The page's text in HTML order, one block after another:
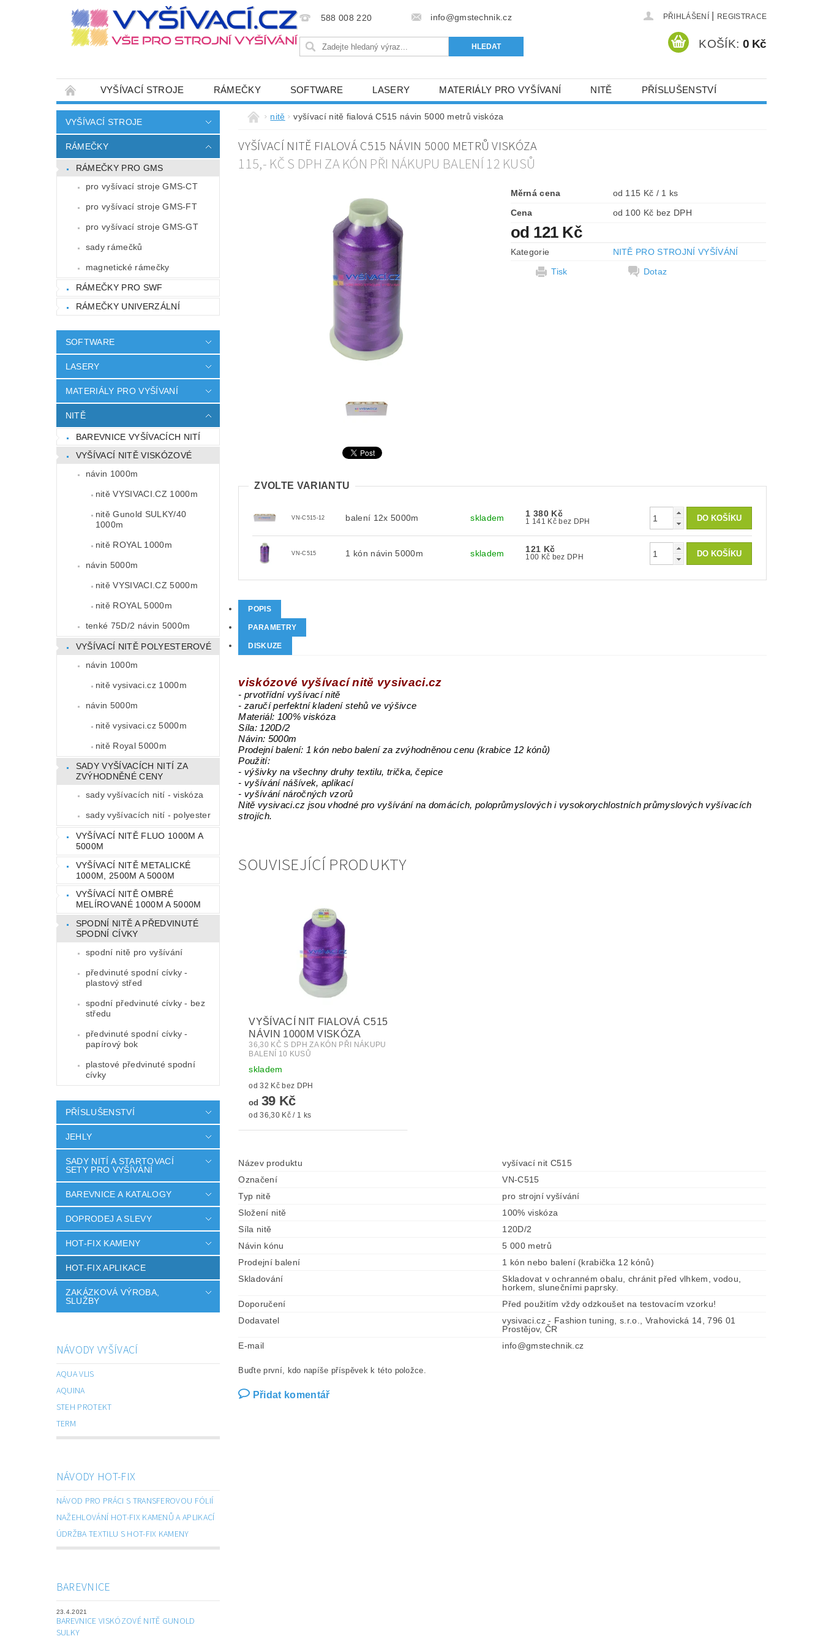
588 008 220 info@gmstechnik.cz PŘIHLÁŠENÍ REGISTRACE
KOŠÍK: 0 Kč
VYŠÍVACÍ STROJE RÁMEČKY SOFTWARE LASERY MATERIÁLY PRO VYŠÍVANÍ NITĚ PŘÍSLUŠENSTVÍ
JEHLY SADY NITÍ A STARTOVACÍ SETY PRO VYŠÍVÁNÍ BAREVNICE A KATALOGY
HOT-FIX APLIKACE ZAKÁZKOVÁ VÝROBA, SLUŽBY
CENÍK DOPRAVY (NÁKLADŮ EXPEDICE) PLATNÝ OD 6. 5.2024 OBCHODNÍ PODMÍNKY PRO E-SHOP VYSIVACI.CZ
ZÁSADY OCHRANY OSOBNÍCH ÚDAJŮ
VYŠÍVACÍ STROJE
RÁMEČKY
RÁMEČKY PRO GMS
pro vyšívací stroje GMS-CT
pro vyšívací stroje GMS-FT
pro vyšívací stroje GMS-GT
sady rámečků
magnetické rámečky
RÁMEČKY PRO SWF
RÁMEČKY UNIVERZÁLNÍ
SOFTWARE
LASERY
MATERIÁLY PRO VYŠÍVANÍ
NITĚ
BAREVNICE VYŠÍVACÍCH NITÍ
VYŠÍVACÍ NITĚ VISKÓZOVÉ
návin 1000m
nitě VYSIVACI.CZ 1000m
nitě Gunold SULKY/40
1000m
nitě ROYAL 1000m
návin 5000m
nitě VYSIVACI.CZ 5000m
nitě ROYAL 5000m
tenké 75D/2 návin 5000m
VYŠÍVACÍ NITĚ POLYESTEROVÉ
návin 1000m
nitě vysivaci.cz 1000m
návin 5000m
nitě vysivaci.cz 5000m
nitě Royal 5000m
SADY VYŠÍVACÍCH NITÍ ZA
ZVÝHODNĚNÉ CENY
sady vyšívacích nití - viskóza
sady vyšívacích nití - polyester
VYŠÍVACÍ NITĚ FLUO 1000M A
5000M
VYŠÍVACÍ NITĚ METALICKÉ
1000M, 2500M A 5000M
VYŠÍVACÍ NITĚ OMBRÉ
MELÍROVANÉ 1000M A 5000M
SPODNÍ NITĚ A PŘEDVINUTÉ
SPODNÍ CÍVKY
spodní nitě pro vyšívání
předvinuté spodní cívky -
plastový střed
spodní předvinuté cívky - bez
středu
předvinuté spodní cívky -
papírový bok
plastové předvinuté spodní
cívky
PŘÍSLUŠENSTVÍ
JEHLY
SADY NITÍ A STARTOVACÍ
SETY PRO VYŠÍVÁNÍ
BAREVNICE A KATALOGY
DOPRODEJ A SLEVY
HOT-FIX KAMENY
HOT-FIX APLIKACE
ZAKÁZKOVÁ VÝROBA,
SLUŽBY
NÁVODY VYŠÍVACÍ
AQUA VLIS
AQUINA
STEH PROTEKT
TERM
NÁVODY HOT-FIX
NÁVOD PRO PRÁCI S TRANSFEROVOU FÓLIÍ
NAŽEHLOVÁNÍ HOT-FIX KAMENŮ A APLIKACÍ
ÚDRŽBA TEXTILU S HOT-FIX KAMENY
BAREVNICE
23.4.2021
BAREVNICE VISKÓZOVÉ NITĚ GUNOLD
SULKY
nitě vyšívací nitě fialová C515 návin 5000 metrů viskóza
VYŠÍVACÍ NITĚ FIALOVÁ C515 NÁVIN 5000 METRŮ VISKÓZA
115,- KČ S DPH ZA KÓN PŘI NÁKUPU BALENÍ 12 KUSŮ
Měrná cena
od 115 Kč / 1 ks
Cena
od 100 Kč bez DPH
od 121 Kč
Kategorie
NITĚ PRO STROJNÍ VYŠÍVÁNÍ
Tisk
Dotaz
ZVOLTE VARIANTU
VN-C515-12 balení 12x 5000m skladem 1 380 Kč
1 141 Kč bez DPH
VN-C515 1 kón návin 5000m skladem 121 Kč
100 Kč bez DPH
POPIS
PARAMETRY
DISKUZE
viskózové vyšívací nitě vysivaci.cz
- prvotřídní vyšívací nitě
- zaručí perfektní kladení stehů ve výšivce
Materiál: 100% viskóza
Síla: 120D/2
Návin: 5000m
Prodejní balení: 1 kón nebo balení za zvýhodněnou cenu (krabice 12 kónů)
Použití:
- výšivky na všechny druhy textilu, trička, čepice
- vyšívání nášívek, aplikací
- vyšívání náročných vzorů
Nitě vysivaci.cz jsou vhodné pro vyšívání na domácích, poloprůmyslových i vysokorychlostních průmyslových vyšívacích
strojích.
SOUVISEJÍCÍ PRODUKTY
VYŠÍVACÍ NIT FIALOVÁ C515
NÁVIN 1000M VISKÓZA
36,30 KČ S DPH ZA KÓN PŘI NÁKUPU
BALENÍ 10 KUSŮ
skladem
od 32 Kč bez DPH
od 39 Kč
od 36,30 Kč / 1 ks
Název produktu
vyšívací nit C515
Označení
VN-C515
Typ nitě
pro strojní vyšívání
Složení nitě
100% viskóza
Síla nitě
120D/2
Návin kónu
5 000 metrů
Prodejní balení
1 kón nebo balení (krabička 12 kónů)
Skladování
Skladovat v ochranném obalu, chránit před vlhkem, vodou,
horkem, slunečními paprsky.
Doporučení
Před použitím vždy odzkoušet na testovacím vzorku!
Dodavatel
vysivaci.cz - Fashion tuning, s.r.o., Vrahovická 14, 796 01
Prostějov, ČR
E-mail
info@gmstechnik.cz
Buďte první, kdo napíše příspěvek k této položce.
Přidat komentář